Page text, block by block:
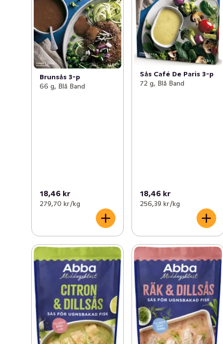
Brunsås 3-p
66 g, Blå Band
18,46 kr
279,70 kr /kg
Sås Café De Paris 3-p
72 g, Blå Band
18,46 kr
256,39 kr /kg